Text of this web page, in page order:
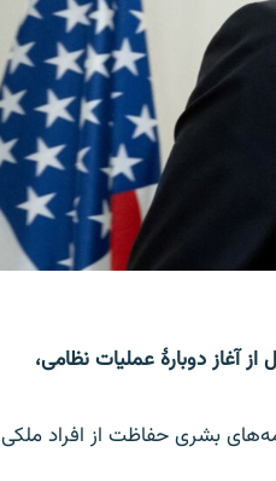
آغاز دوبارۀ عملیات نظامی،
برنامه‌های بشری حفاظت از افراد ملکی